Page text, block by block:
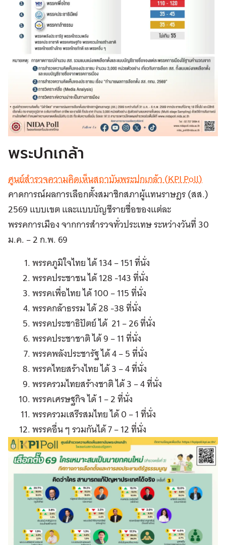
พระปกเกล้า
ศูนย์สำรวจความคิดเห็นสถาบันพระปกเกล้า (KPI Poll)
คาดการณ์ผลการเลือกตั้งสมาชิกสภาผู้แทนราษฎร (สส.)
2569 แบบเขต และแบบบัญชีรายชื่อของแต่ละ
พรรคการเมือง จากการสำรวจทั่วประเทษ ระหว่างวันที่ 30
ม.ค. – 2 ก.พ. 69
พรรคภูมิใจไทย ได้ 134 – 151 ที่นั่ง
พรรคประชาชน ได้ 128 -143 ที่นั่ง
พรรคเพื่อไทย ได้ 100 – 115 ที่นั่ง
พรรคกล้าธรรม ได้ 28 -38 ที่นั่ง
พรรคประชาธิปัตย์ ได้ 21 – 26 ที่นั่ง
พรรคประชาชาติ ได้ 9 – 11 ที่นั่ง
พรรคพลังประชารัฐ ได้ 4 – 5 ที่นั่ง
พรรคไทยสร้างไทย ได้ 3 – 4 ที่นั่ง
พรรครวมไทยสร้างชาติ ได้ 3 – 4 ที่นั่ง
พรรคเศรษฐกิจ ได้ 1 – 2 ที่นั่ง
พรรครวมเสรีรสมไทย ได้ 0 – 1 ที่นั่ง
พรรคอื่น ๆ รวมกันได้ 7 – 12 ที่นั่ง